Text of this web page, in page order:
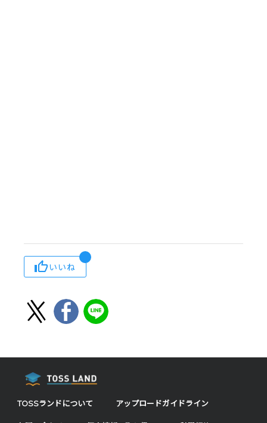
いいね
TOSSランドについて アップロードガイドライン